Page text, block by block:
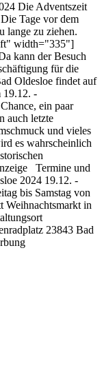
Die Adventszeit
Tage vor dem
lange zu ziehen.
width="335"]
kann der Besuch
für die
Oldesloe findet auf
19.12. -
ein paar
auch letzte
und vieles
es wahrscheinlich
Termine und
2024 19.12. -
bis Samstag von
Weihnachtsmarkt in
23843 Bad